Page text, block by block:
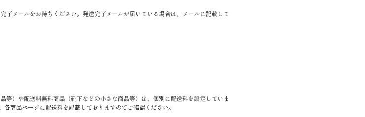
了メールをお待ちください。発送完了メールが届いている場合は、メールに記載して
等）や配送料無料商品（靴下などの小さな商品等）は、個別に配送料を設定していま
商品ページに配送料を記載しておりますのでご確認ください。